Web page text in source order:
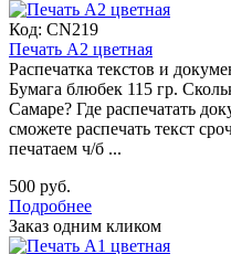
Код: CN219
Печать А2 цветная
Распечатка текстов и
Бумага блюбек 115 гр.
Самаре? Где распечатать
сможете распечать текст
печатаем ч/б ...
500 руб.
Подробнее
Заказ одним кликом